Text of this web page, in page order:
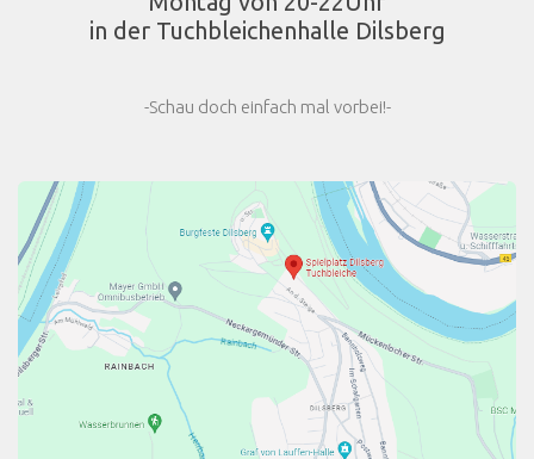
in der Tuchbleichenhalle Dilsberg
-Schau doch einfach mal vorbei!-